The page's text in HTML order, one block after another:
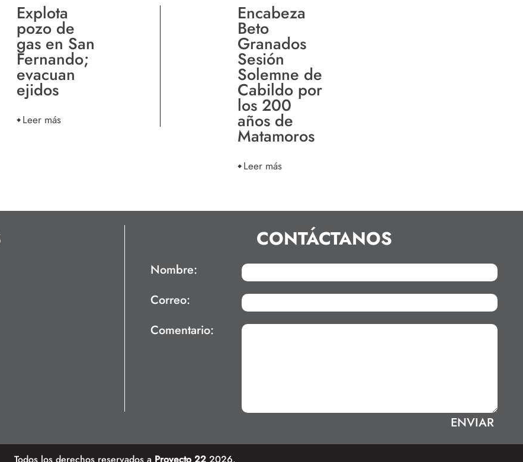
Explota
pozo de
gas en San
Fernando;
evacuan
ejidos
Leer más
Encabeza
Beto
Granados
Sesión
Solemne de
Cabildo por
los 200
años de
Matamoros
Leer más
CONTÁCTANOS
Nombre:
Correo:
Comentario:
Todos los derechos reservados a Proyecto 22 2026.